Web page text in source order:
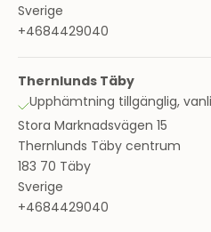
Sverige
+4684429040
Thernlunds Täby
Upphämtning tillgänglig,
Stora Marknadsvägen 15
Thernlunds Täby centrum
183 70 Täby
Sverige
+4684429040